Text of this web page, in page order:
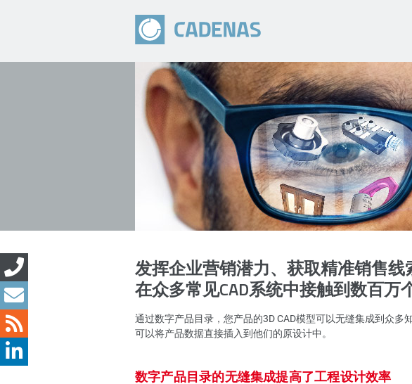
发挥企业营销潜力、获取精准销售
在众多常见CAD系统中接触到数百万
通过数字产品目录，您产品的3D CAD模型可以无缝集成到众多
可以将产品数据直接插入到他们的原设计中。
数字产品目录的无缝集成提高了工程设计效率